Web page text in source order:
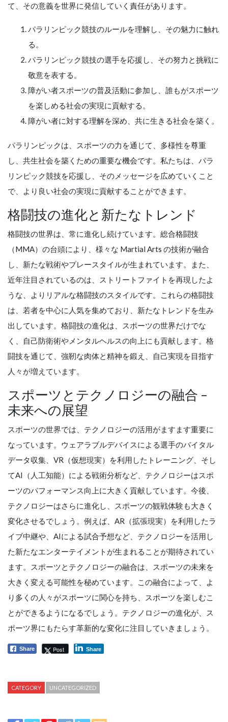
て、その意義を世界に発信していく責任があります。
パラリンピック競技のルールを理解し、その魅力に触れ
る。
パラリンピック競技の選手を応援し、その努力と挑戦に
敬意を表する。
障がい者スポーツの普及活動に参加し、誰もがスポーツ
を楽しめる社会の実現に貢献する。
障がい者に対する理解を深め、共に生きる社会を築く。
パラリンピックは、スポーツの力を通じて、多様性を尊重
し、共生社会を築くための重要な機会です。私たちは、パラ
リンピック競技を応援し、そのメッセージを広めていくこと
で、より良い社会の実現に貢献することができます。
格闘技の進化と新たなトレンド
格闘技の世界は、常に進化し続けています。総合格闘技
（MMA）の台頭により、様々な Martial Arts の技術が融合
し、新たな戦術やプレースタイルが生まれています。また、
近年注目されているのは、ストリートファイトを再現したよ
うな、よりリアルな格闘技のスタイルです。これらの格闘技
は、若者を中心に人気を集めており、新たなトレンドを生み
出しています。格闘技の進化は、スポーツの世界だけでな
く、自己防衛術やメンタルヘルスの向上にも貢献します。格
闘技を通じて、強靭な肉体と精神を鍛え、自己実現を目指す
人々が増えています。
スポーツとテクノロジーの融合 –
未来への展望
スポーツの世界では、テクノロジーの活用がますます重要に
なっています。ウェアラブルデバイスによる選手のバイタル
データ収集、VR（仮想現実）を利用したトレーニング、そし
てAI（人工知能）による戦術分析など、テクノロジーはスポ
ーツのパフォーマンス向上に大きく貢献しています。今後、
テクノロジーはさらに進化し、スポーツの観戦体験も大きく
変化させるでしょう。例えば、AR（拡張現実）を利用したラ
イブ中継や、AIによる試合予想など、テクノロジーを活用し
た新たなエンターテイメントが生まれることが期待されてい
ます。スポーツとテクノロジーの融合は、スポーツの未来を
大きく変える可能性を秘めています。この融合によって、よ
り多くの人々がスポーツに関心を持ち、スポーツを楽しむこ
とができるようになるでしょう。テクノロジーの進化が、ス
ポーツ界にもたらす革新的な変化に注目していきましょう。
Share Post Share
CATEGORY UNCATEGORIZED